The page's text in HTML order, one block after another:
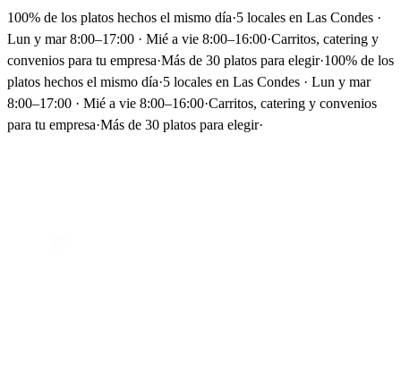
100% de los platos hechos el mismo día·5 locales en Las Condes ·
Lun y mar 8:00–17:00 · Mié a vie 8:00–16:00·Carritos, catering y
convenios para tu empresa·Más de 30 platos para elegir·100% de los
platos hechos el mismo día·5 locales en Las Condes · Lun y mar
8:00–17:00 · Mié a vie 8:00–16:00·Carritos, catering y convenios
para tu empresa·Más de 30 platos para elegir·